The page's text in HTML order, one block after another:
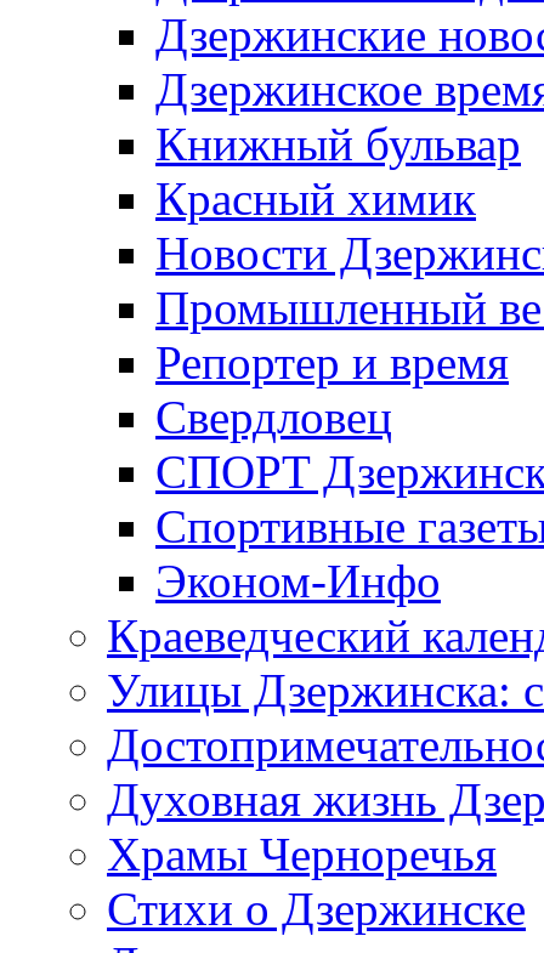
Дзержинские
Дзержинское
Книжный бульвар
Красный химик
Новости
Промышленный
Репортер и время
Свердловец
СПОРТ
Спортивные
Эконом-Инфо
Краеведческий
Улицы Дзержинска:
Духовная жизнь
Храмы Черноречья
Стихи о Дзержинске